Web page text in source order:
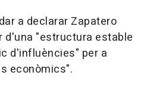
a declarar Zapatero
d'una "estructura estable
d'influències" per a
econòmics".